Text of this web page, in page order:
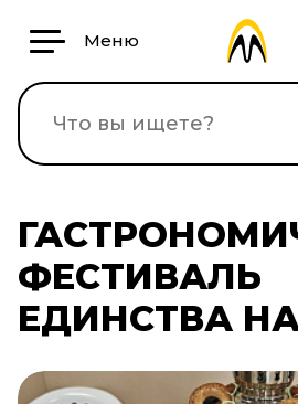
Меню
ФЕСТИВАЛЬ
ЕДИНСТВА